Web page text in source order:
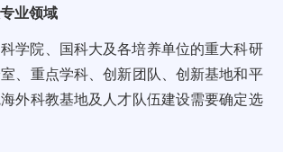
专业领域
学院、国科大及各培养单位的重大科研
、重点学科、创新团队、创新基地和平
外科教基地及人才队伍建设需要确定选